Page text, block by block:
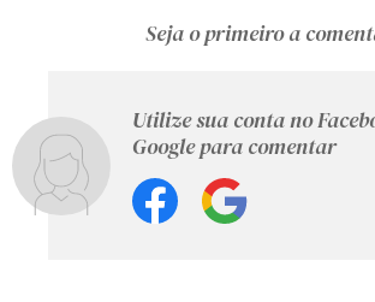
Seja o primeiro a
Utilize sua conta no
Google para comentar